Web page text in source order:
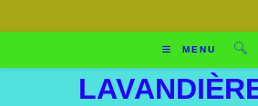
MENU